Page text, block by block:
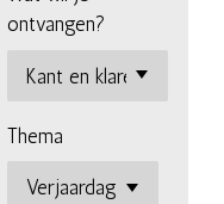
ontvangen?
Thema